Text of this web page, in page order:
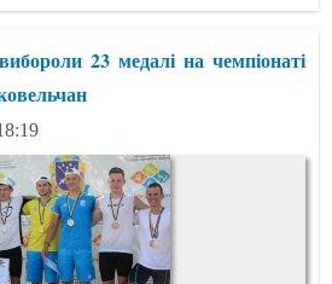
23 медалі на чемпіонаті